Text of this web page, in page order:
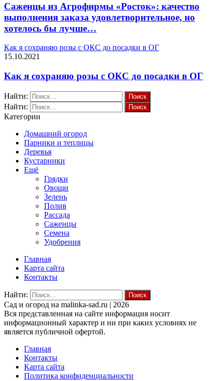
Саженцы из Агрофирмы «Росток»: качество
выполнения заказа удовлетворительное, но
хотелось бы лучше…
Как я сохраняю розы с ОКС до посадки в ОГ
15.10.2021
Как я сохраняю розы с ОКС до посадки в ОГ
Найти:
Найти:
Категории
Домашний огород
Парники и теплицы
Деревья
Кустарники
Ещё
Грядки
Овощи
Зелень
Полив
Рассада
Саженцы
Семена
Удобрения
Главная
Карта сайта
Контакты
Найти:
Cад и огород на malinka-sad.ru | 2026
Вся представленная на сайте информация носит
информационный характер и ни при каких условиях не
является публичной офертой.
Главная
Контакты
Карта сайта
Политика конфиденциальности